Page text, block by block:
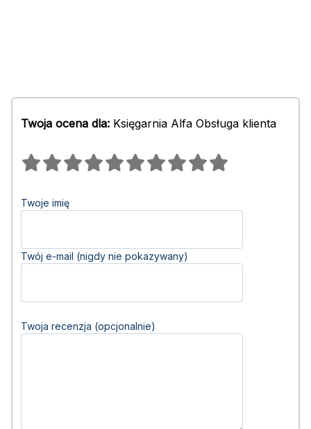
Twoja ocena dla: Księgarnia Alfa Obsługa klienta
Twoje imię
Twój e-mail (nigdy nie pokazywany)
Twoja recenzja (opcjonalnie)